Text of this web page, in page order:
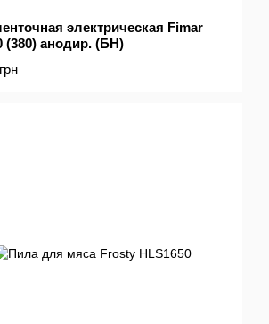
электрическая Fimar
(380) анодир. (БН)